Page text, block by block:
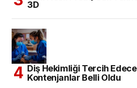
3D
Diş Hekimliği Tercih
Kontenjanlar Belli Oldu